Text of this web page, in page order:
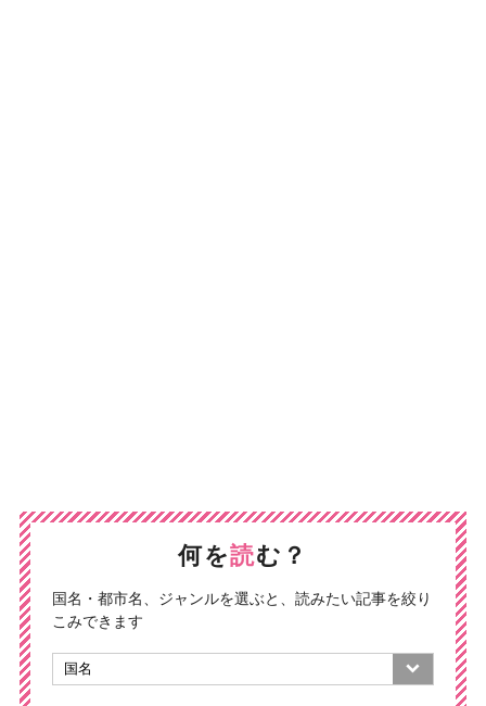
何を読む？
国名・都市名、ジャンルを選ぶと、読みたい記事を絞り
こみできます